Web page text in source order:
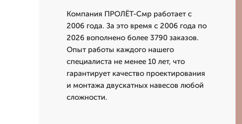
Компания ПРОЛЁТ-Смр работает с
2006 года. За это время с 2006 года по
2026 вополнено более 3790 заказов.
Опыт работы каждого нашего
специалиста не менее 10 лет, что
гарантирует качество проектирования
и монтажа двускатных навесов любой
сложности.